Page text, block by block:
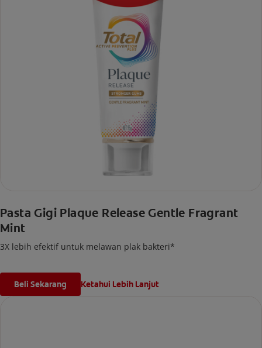
Pasta Gigi Plaque Release Gentle Fragrant
Mint
3X lebih efektif untuk melawan plak bakteri*
Beli Sekarang Ketahui Lebih Lanjut